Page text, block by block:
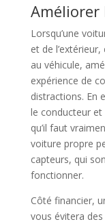
Améliorer
Lorsqu’une
et de
au véhicule,
expérience de
distractions. En
le conducteur
qu’il faut
voiture propre
capteurs, qui
fonctionner.
Côté financier,
vous évitera